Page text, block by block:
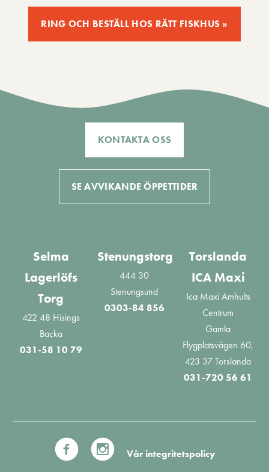
RING OCH BESTÄLL HOS RÄTT FISKHUS »
KONTAKTA OSS
SE AVVIKANDE ÖPPETTIDER
Selma
Lagerlöfs
Torg
422 48 Hisings
Backa
031-58 10 79
Stenungstorg
444 30
Stenungsund
0303-84 856
Torslanda
ICA Maxi
Ica Maxi Amhults
Centrum
Gamla
Flygplatsvägen 60,
423 37 Torslanda
031-720 56 61
Vår integritetspolicy